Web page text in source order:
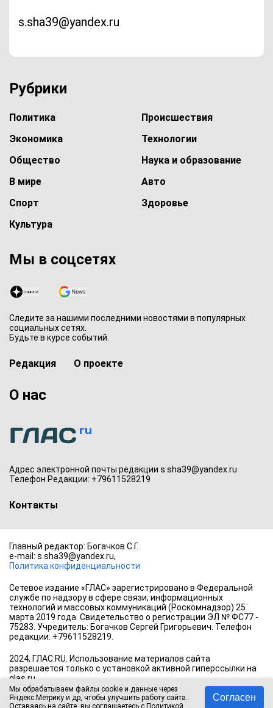
s.sha39@yandex.ru
Рубрики
Политика
Экономика
Общество
В мире
Спорт
Культура
Происшествия
Технологии
Наука и образование
Авто
Здоровье
Мы в соцсетях
Следите за нашими последними новостями в популярных
социальных сетях.
Будьте в курсе событий.
Редакция О проекте
О нас
Адрес электронной почты редакции s.sha39@yandex.ru
Телефон Редакции: +79611528219
Контакты
Главный редактор: Богачков С.Г.
e-mail: s.sha39@yandex.ru,
18+
Политика конфиденциальности
Сетевое издание «ГЛАС» зарегистрировано в Федеральной
службе по надзору в сфере связи, информационных
технологий и массовых коммуникаций (Роскомнадзор) 25
марта 2019 года. Свидетельство о регистрации ЭЛ № ФС77 -
75283. Учредитель: Богачков Сергей Григорьевич. Телефон
редакции: +79611528219.
2024, ГЛАС.RU. Использование материалов сайта
разрешается только с установкой активной гиперссылки на
glas.ru
Мы обрабатываем файлы cookie и данные через
Яндекс.Метрику и др, чтобы улучшить работу сайта.
Оставаясь на сайте, вы соглашаетесь с Политикой
Согласен